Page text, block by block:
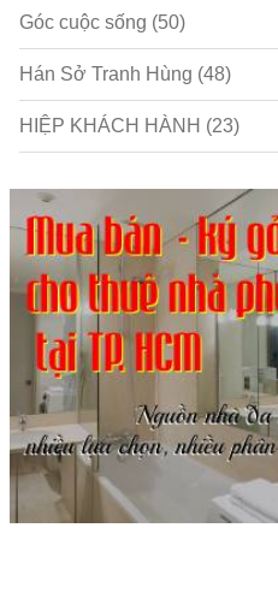
Góc cuộc sống (50)
Hán Sở Tranh Hùng (48)
HIỆP KHÁCH HÀNH (23)
Kinh tế(1)
Kỹ năng(18)
Liên Thành quyết(13)
LỘC ĐỈNH KÝ (52)
Nước ngoài(5)
Phi Hồ ngoại truyện